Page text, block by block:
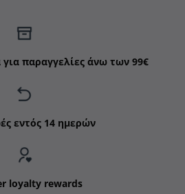
παραγγελίες άνω των 99€
εντός 14 ημερών
loyalty rewards